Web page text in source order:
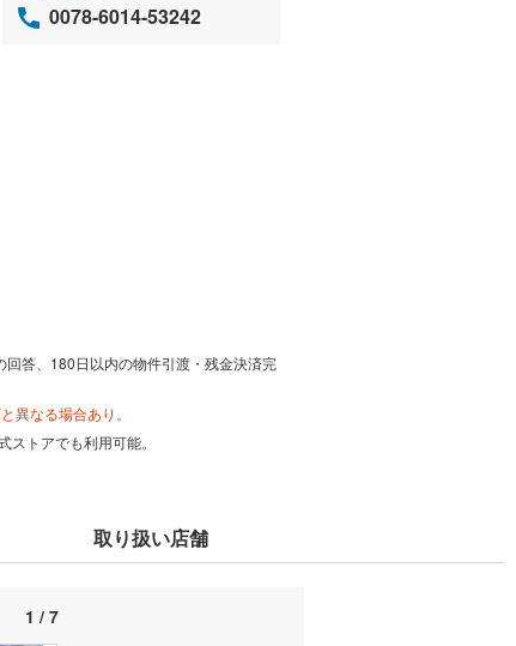
0078-6014-53242
答、180日以内の物件引渡・残金決済完
異なる場合あり。
トアでも利用可能。
取り扱い店舗
1 / 7